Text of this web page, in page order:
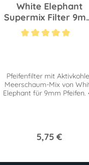
White Elephant
Supermix Filter
S 40 St
Pfeifenfilter mit
Meerschaum-Mix von
Elephant für 9mm Pfeifen.
5,75 €